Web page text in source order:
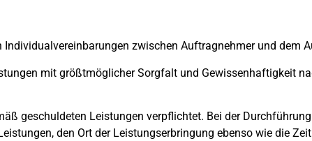
zwischen Auftragnehmer und dem
mit größtmöglicher Sorgfalt und Gewissenhaftigkeit
geschuldeten Leistungen verpflichtet. Bei der
den Ort der Leistungserbringung ebenso wie die